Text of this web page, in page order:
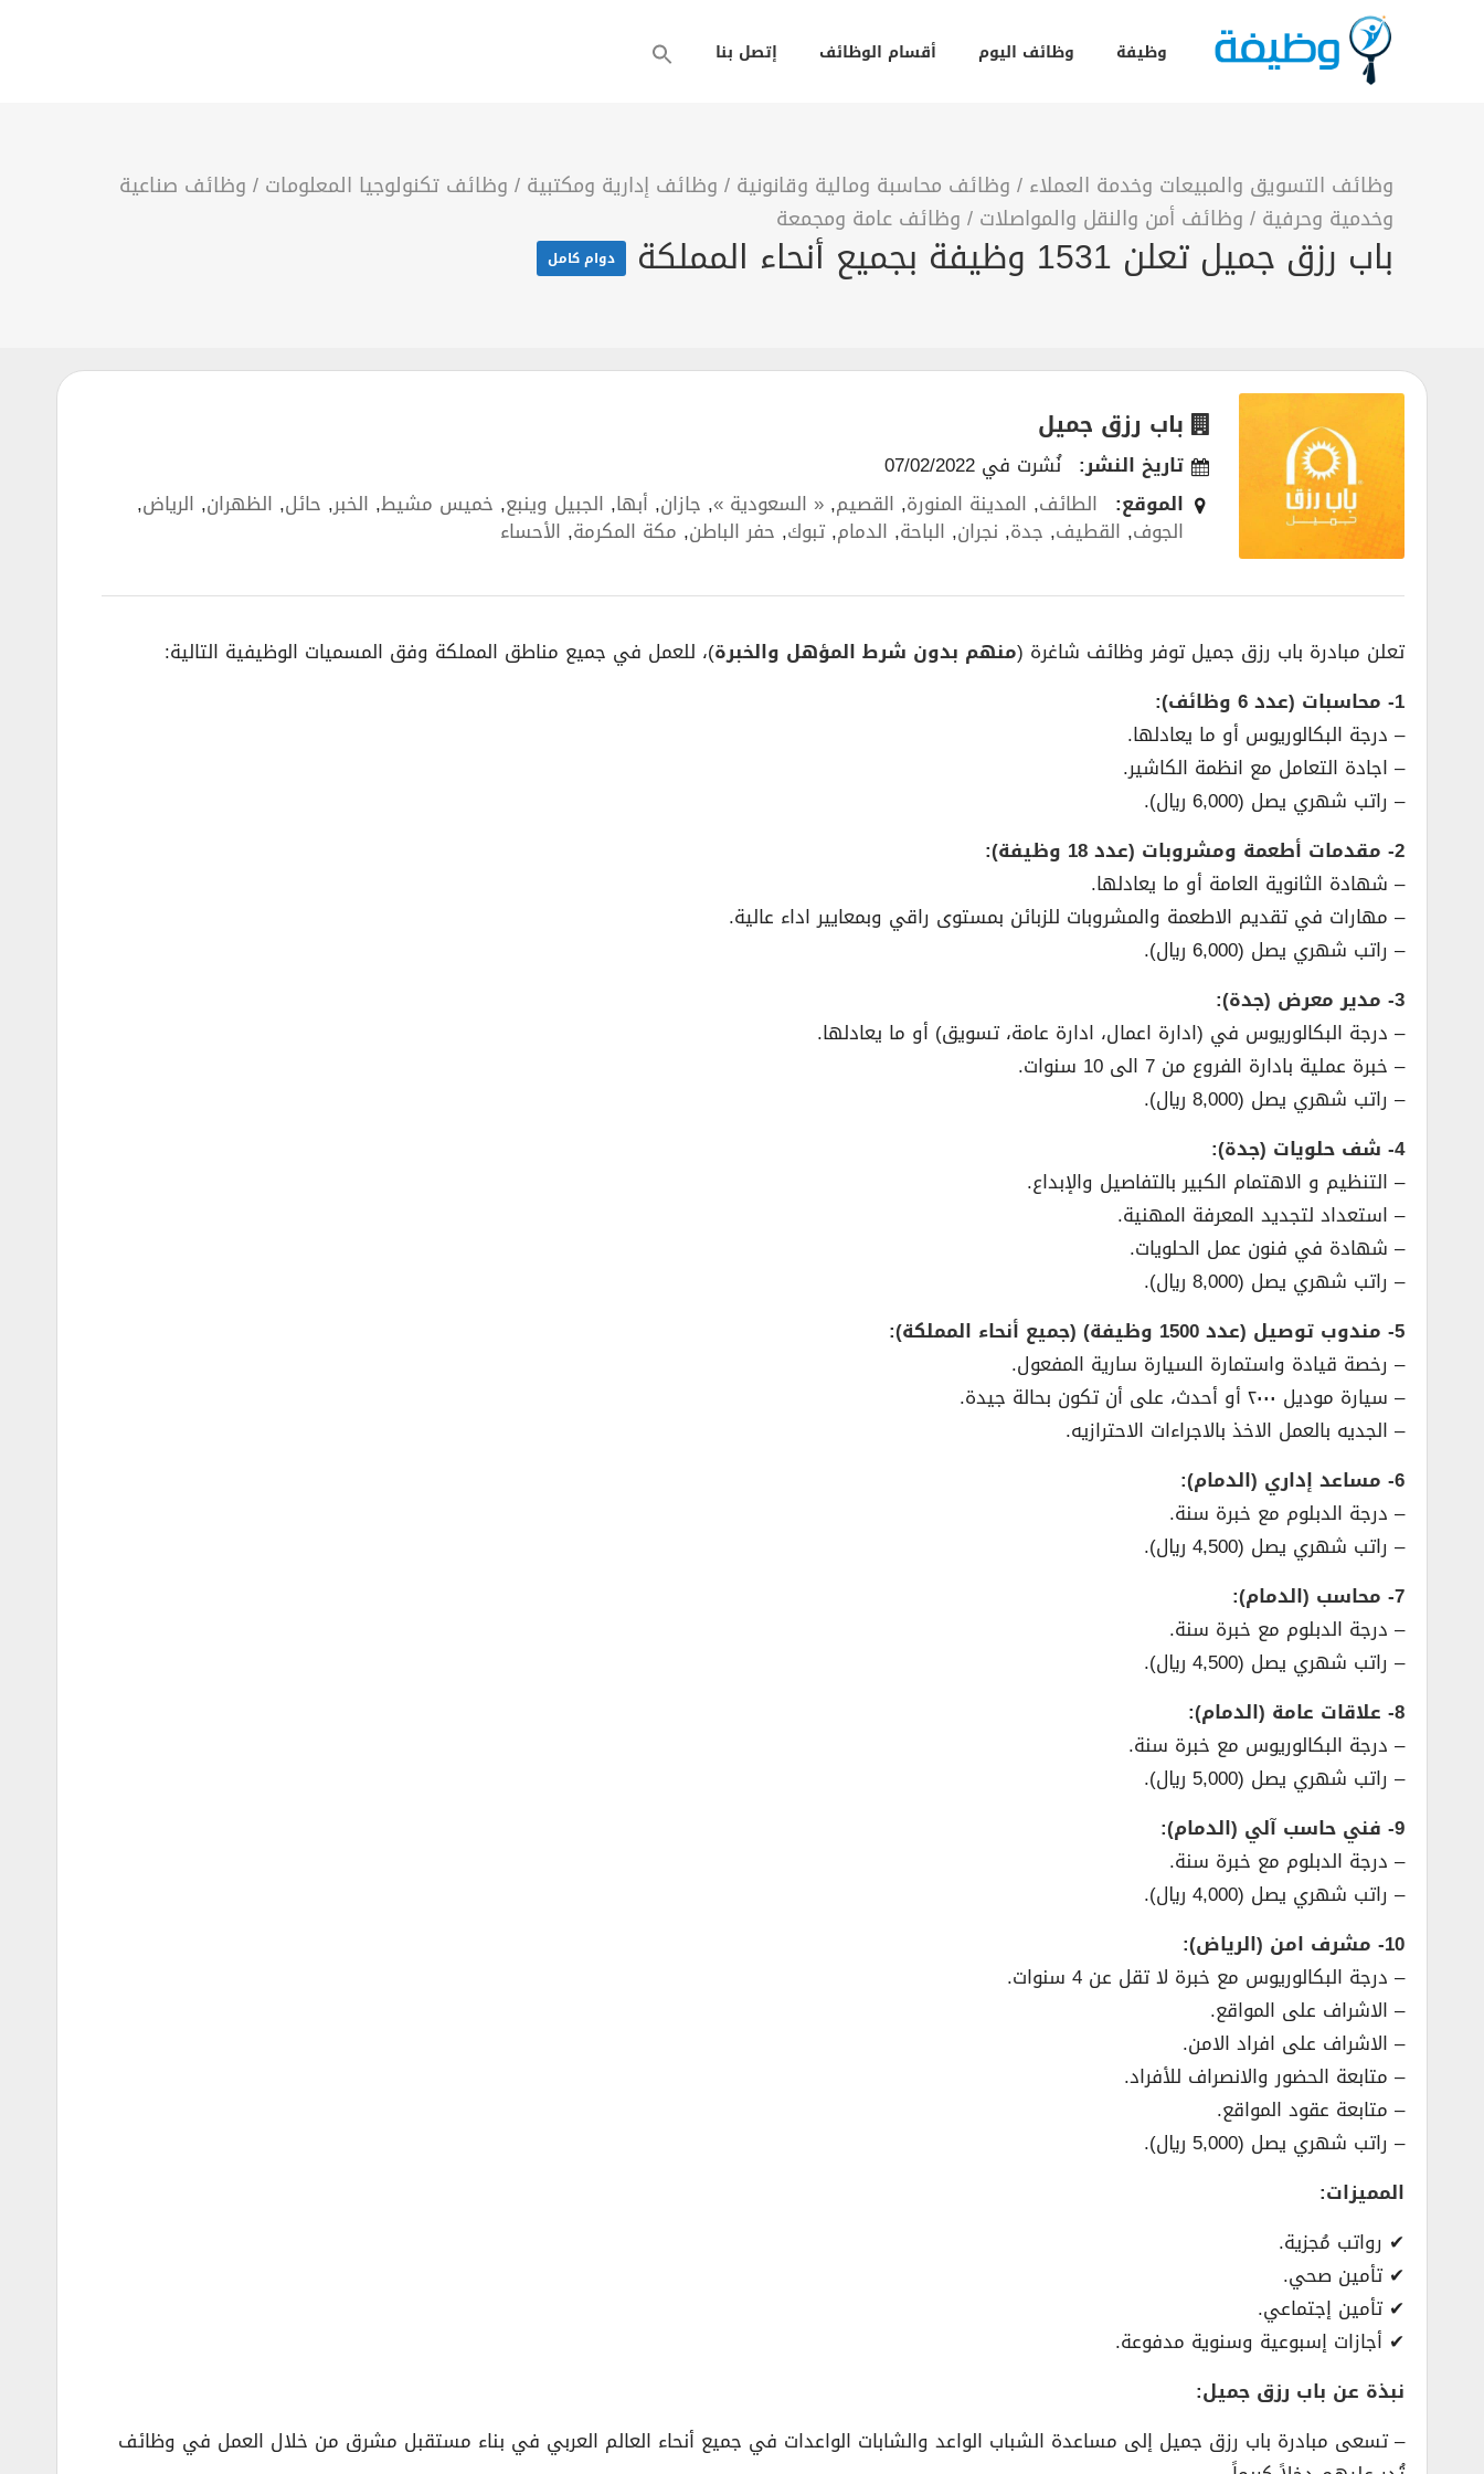
وظيفة وظائف اليوم أقسام الوظائف إتصل بنا
وظائف التسويق والمبيعات وخدمة العملاء / وظائف محاسبة ومالية وقانونية / وظائف إدارية ومكتبية / وظائف تكنولوجيا المعلومات / وظائف صناعية
وخدمية وحرفية / وظائف أمن والنقل والمواصلات / وظائف عامة ومجمعة
باب رزق جميل تعلن 1531 وظيفة بجميع أنحاء المملكة دوام كامل
باب رزق جميل
تاريخ النشر: نُشرت في 07/02/2022
الموقع: الطائف, المدينة المنورة, القصيم, « السعودية », جازان, أبها, الجبيل وينبع, خميس مشيط, الخبر, حائل, الظهران, الرياض,
الجوف, القطيف, جدة, نجران, الباحة, الدمام, تبوك, حفر الباطن, مكة المكرمة, الأحساء
تعلن مبادرة باب رزق جميل توفر وظائف شاغرة (منهم بدون شرط المؤهل والخبرة)، للعمل في جميع مناطق المملكة وفق المسميات الوظيفية التالية:
1- محاسبات (عدد 6 وظائف):
– درجة البكالوريوس أو ما يعادلها.
– اجادة التعامل مع انظمة الكاشير.
– راتب شهري يصل (6,000 ريال).
2- مقدمات أطعمة ومشروبات (عدد 18 وظيفة):
– شهادة الثانوية العامة أو ما يعادلها.
– مهارات في تقديم الاطعمة والمشروبات للزبائن بمستوى راقي وبمعايير اداء عالية.
– راتب شهري يصل (6,000 ريال).
3- مدير معرض (جدة):
– درجة البكالوريوس في (ادارة اعمال، ادارة عامة، تسويق) أو ما يعادلها.
– خبرة عملية بادارة الفروع من 7 الى 10 سنوات.
– راتب شهري يصل (8,000 ريال).
4- شف حلويات (جدة):
– التنظيم و الاهتمام الكبير بالتفاصيل والإبداع.
– استعداد لتجديد المعرفة المهنية.
– شهادة في فنون عمل الحلويات.
– راتب شهري يصل (8,000 ريال).
5- مندوب توصيل (عدد 1500 وظيفة) (جميع أنحاء المملكة):
– رخصة قيادة واستمارة السيارة سارية المفعول.
– سيارة موديل ٢٠٠٠ أو أحدث، على أن تكون بحالة جيدة.
– الجديه بالعمل الاخذ بالاجراءات الاحترازيه.
6- مساعد إداري (الدمام):
– درجة الدبلوم مع خبرة سنة.
– راتب شهري يصل (4,500 ريال).
7- محاسب (الدمام):
– درجة الدبلوم مع خبرة سنة.
– راتب شهري يصل (4,500 ريال).
8- علاقات عامة (الدمام):
– درجة البكالوريوس مع خبرة سنة.
– راتب شهري يصل (5,000 ريال).
9- فني حاسب آلي (الدمام):
– درجة الدبلوم مع خبرة سنة.
– راتب شهري يصل (4,000 ريال).
10- مشرف امن (الرياض):
– درجة البكالوريوس مع خبرة لا تقل عن 4 سنوات.
– الاشراف على المواقع.
– الاشراف على افراد الامن.
– متابعة الحضور والانصراف للأفراد.
– متابعة عقود المواقع.
– راتب شهري يصل (5,000 ريال).
المميزات:
✔ رواتب مُجزية.
✔ تأمين صحي.
✔ تأمين إجتماعي.
✔ أجازات إسبوعية وسنوية مدفوعة.
نبذة عن باب رزق جميل:
– تسعى مبادرة باب رزق جميل إلى مساعدة الشباب الواعد والشابات الواعدات في جميع أنحاء العالم العربي في بناء مستقبل مشرق من خلال العمل في وظائف